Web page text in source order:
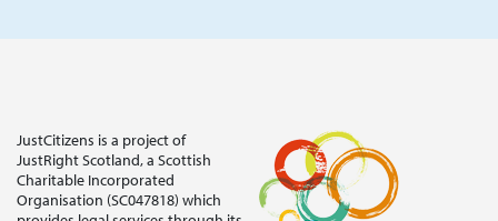
JustCitizens is a project of
JustRight Scotland, a Scottish
Charitable Incorporated
Organisation (SC047818) which